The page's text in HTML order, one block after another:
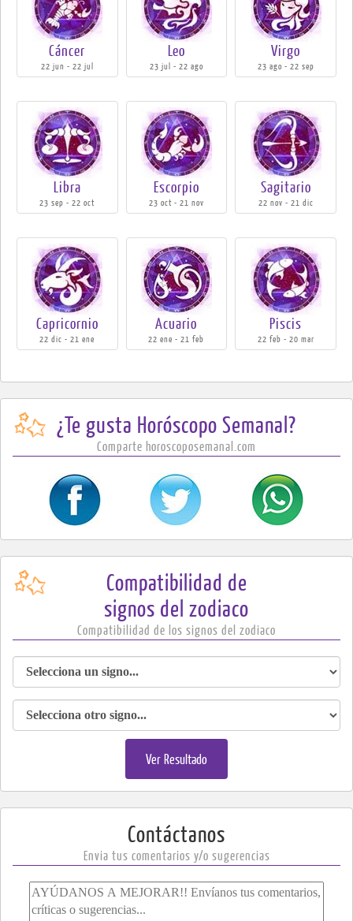
Cáncer
22 jun - 22 jul
Leo
23 jul - 22 ago
Virgo
23 ago - 22 sep
Libra
23 sep - 22 oct
Escorpio
23 oct - 21 nov
Sagitario
22 nov - 21 dic
Capricornio
22 dic - 21 ene
Acuario
22 ene - 21 feb
Piscis
22 feb - 20 mar
¿Te gusta Horóscopo Semanal?
Comparte horoscoposemanal.com
Compatibilidad de
signos del zodiaco
Compatibilidad de los signos del zodiaco
Ver Resultado
​​​​​​​​​Contáctanos
Envia tus comentarios y/o sugerencias